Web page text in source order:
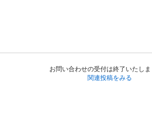
お問い合わせの受付は終了いたしま
関連投稿をみる